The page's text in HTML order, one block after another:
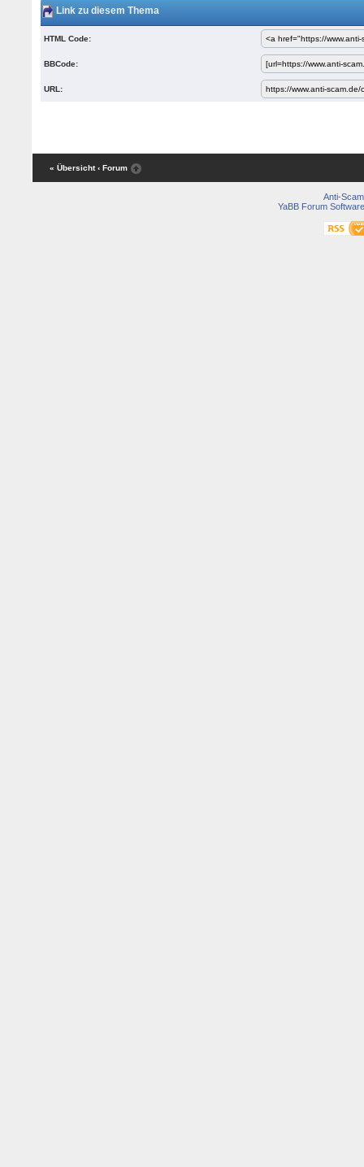
Link zu diesem Thema
HTML Code:
BBCode:
URL:
« Übersicht ‹ Forum
Anti-Scam
YaBB Forum Software